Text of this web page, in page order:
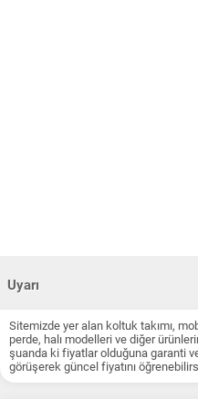
Uyarı
Sitemizde yer alan koltuk takımı,
perde, halı modelleri ve diğer
şuanda ki fiyatlar olduğuna garanti
görüşerek güncel fiyatını